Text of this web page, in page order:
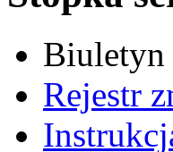
Biuletyn
Rejestr